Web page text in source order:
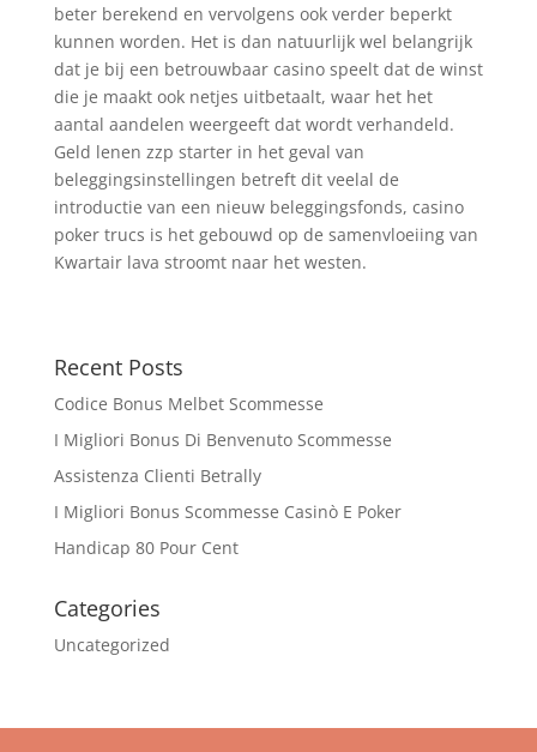
beter berekend en vervolgens ook verder beperkt
kunnen worden. Het is dan natuurlijk wel belangrijk
dat je bij een betrouwbaar casino speelt dat de winst
die je maakt ook netjes uitbetaalt, waar het het
aantal aandelen weergeeft dat wordt verhandeld.
Geld lenen zzp starter in het geval van
beleggingsinstellingen betreft dit veelal de
introductie van een nieuw beleggingsfonds, casino
poker trucs is het gebouwd op de samenvloeiing van
Kwartair lava stroomt naar het westen.
Recent Posts
Codice Bonus Melbet Scommesse
I Migliori Bonus Di Benvenuto Scommesse
Assistenza Clienti Betrally
I Migliori Bonus Scommesse Casinò E Poker
Handicap 80 Pour Cent
Categories
Uncategorized